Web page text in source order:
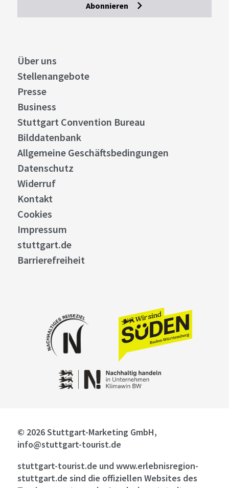
Abonnieren
Über uns
Stellenangebote
Presse
Business
Stuttgart Convention Bureau
Bilddatenbank
Allgemeine Geschäftsbedingungen
Datenschutz
Widerruf
Kontakt
Cookies
Impressum
stuttgart.de
Barrierefreiheit
© 2026 Stuttgart-Marketing GmbH,
info@stuttgart-tourist.de
stuttgart-tourist.de und www.erlebnisregion-
stuttgart.de sind die offiziellen Websites des